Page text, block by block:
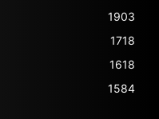
1903
1718
1618
1584